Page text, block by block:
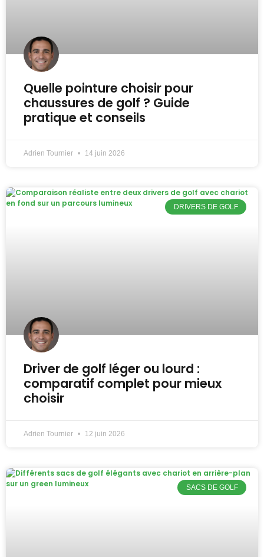
Quelle pointure choisir pour
chaussures de golf ? Guide
pratique et conseils
Adrien Tournier 14 juin 2026
DRIVERS DE GOLF
Driver de golf léger ou lourd :
comparatif complet pour mieux
choisir
Adrien Tournier 12 juin 2026
SACS DE GOLF